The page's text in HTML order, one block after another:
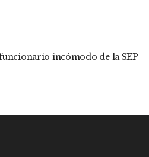
incómodo de la SEP